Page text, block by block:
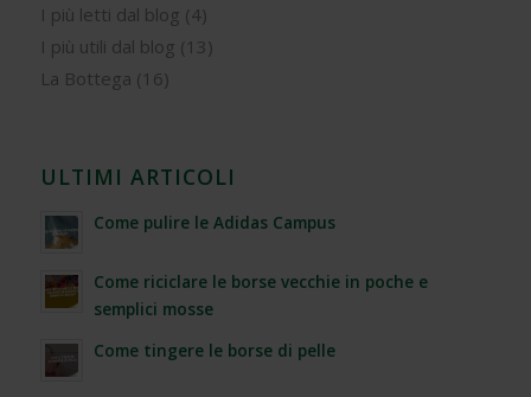
I più letti dal blog (4)
I più utili dal blog (13)
La Bottega (16)
ULTIMI ARTICOLI
Come pulire le Adidas Campus
Come riciclare le borse vecchie in poche e
semplici mosse
Come tingere le borse di pelle